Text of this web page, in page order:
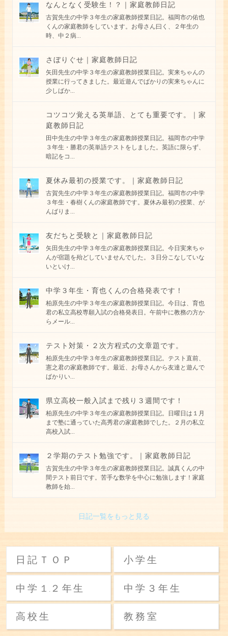
なんとなく受験生！？｜家庭教師日記
古賀先生の中学３年生の家庭教師授業日記。福岡市の佑也
くんの家庭教師をしています。お母さん曰く、２年生の
時、中２病
さぼりぐせ｜家庭教師日記
矢田先生の中学３年生の家庭教師授業日記。実来ちゃんの
授業に行ってきました。最近遊んでばかりの実来ちゃんに
少しばか
コツコツ覚える英単語、とても重要です。｜家
庭教師日記
田中先生の中学３年生の家庭教師授業日記。福岡市の中学
３年生・勝君の英単語テストをしました。英語に限らず、
暗記をコ
夏休み最初の授業です。｜家庭教師日記
古賀先生の中学３年生の家庭教師授業日記。福岡市の中学
３年生・春樹くんの家庭教師です。夏休み最初の授業、が
んばりま
友だちと受験と｜家庭教師日記
矢田先生の中学３年生の家庭教師授業日記。今日実来ちゃ
んが宿題を殆どしていませんでした。３日分こなしていな
いといけ
中学３年生・育也くんの合格発表です！
柏原先生の中学３年生の家庭教師授業日記。今日は、育也
君の私立高校専願入試の合格発表日。午前中に教務の方か
らメール
テスト対策・２次方程式の文章題です。
柏原先生の中学３年生の家庭教師授業日記。テスト直前、
憲之君の家庭教師です。最近、お母さんから友達と遊んで
ばかりい
県立高校一般入試まで残り３週間です！
柏原先生の中学３年生の家庭教師授業日記。日曜日は１月
まで塾に通っていた高秀君の家庭教師でした。２月の私立
高校入試
２学期のテスト勉強です。｜家庭教師日記
古賀先生の中学３年生の家庭教師授業日記。誠真くんの中
間テスト前日です。苦手な数学を中心に勉強します！家庭
教師を始
日記一覧をもっと見る
日記ＴＯＰ 小学生
中学 １ ２年生 中学３年生
高校生 教務室